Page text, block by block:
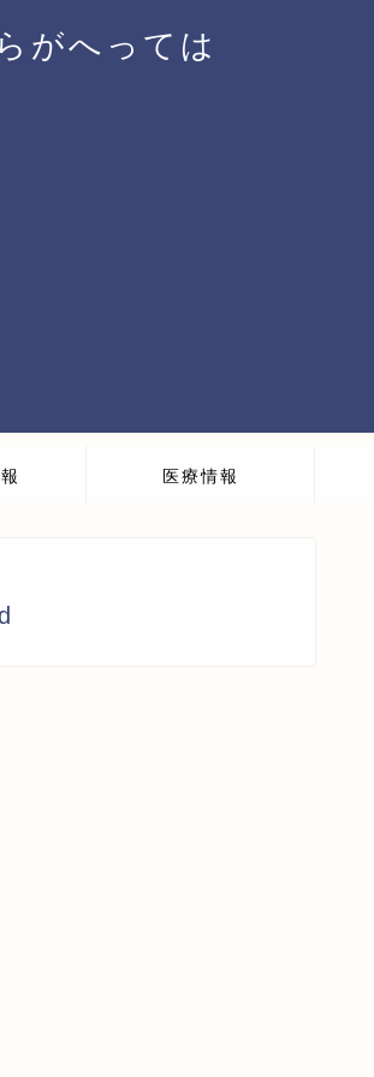
がへっては
医療情報